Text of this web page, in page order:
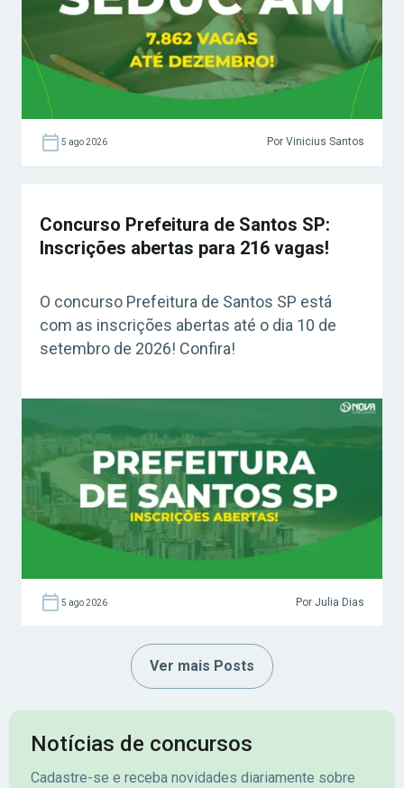
5 ago 2026 Por Vinicius Santos
Concurso Prefeitura de Santos SP:
Inscrições abertas para 216 vagas!
O concurso Prefeitura de Santos SP está
com as inscrições abertas até o dia 10 de
setembro de 2026! Confira!
5 ago 2026 Por Julia Dias
Ver mais Posts
Notícias de concursos
Cadastre-se e receba novidades diariamente sobre